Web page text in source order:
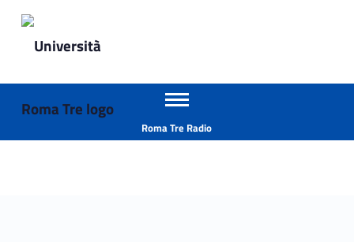
L’Università degli Studi Roma Tre è un’università giovane e per giovani, è nata nel 1992 ed è rapidamente cresciuta sia in termini di studenti che di corsi di studio offerti. Sono attivi 13 dipartimenti che offrono corsi di Laurea, Laurea magistrale, Master, Corsi di perfezionamento, Dottorati di ricerca e Scuole di specializzazione
Primary Menu
Apri il menu secondario
Roma Tre Radio